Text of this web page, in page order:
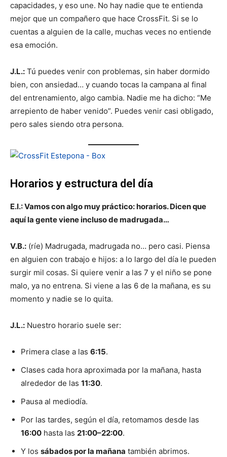
capacidades, y eso une. No hay nadie que te entienda
mejor que un compañero que hace CrossFit. Si se lo
cuentas a alguien de la calle, muchas veces no entiende
esa emoción.
J.L.: Tú puedes venir con problemas, sin haber dormido
bien, con ansiedad… y cuando tocas la campana al final
del entrenamiento, algo cambia. Nadie me ha dicho: “Me
arrepiento de haber venido”. Puedes venir casi obligado,
pero sales siendo otra persona.
Horarios y estructura del día
E.I.: Vamos con algo muy práctico: horarios. Dicen que
aquí la gente viene incluso de madrugada…
V.B.: (ríe) Madrugada, madrugada no… pero casi. Piensa
en alguien con trabajo e hijos: a lo largo del día le pueden
surgir mil cosas. Si quiere venir a las 7 y el niño se pone
malo, ya no entrena. Si viene a las 6 de la mañana, es su
momento y nadie se lo quita.
J.L.: Nuestro horario suele ser:
Primera clase a las 6:15.
Clases cada hora aproximada por la mañana, hasta
alrededor de las 11:30.
Pausa al mediodía.
Por las tardes, según el día, retomamos desde las
16:00 hasta las 21:00–22:00.
Y los sábados por la mañana también abrimos.